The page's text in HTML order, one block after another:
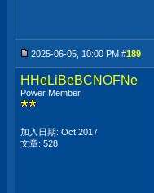
2025-06-05, 10:00 PM #189
HHeLiBeBCNOFNe
Power Member
加入日期: Oct 2017
文章: 528